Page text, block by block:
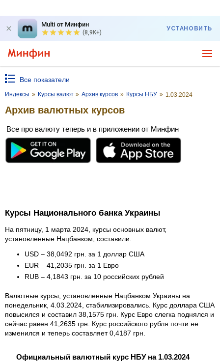
Multi от Минфин
(8,9K+)
УСТАНОВИТЬ
Все показатели
Индексы » Курсы валют » Архив курсов » Курсы НБУ » 1.03.2024
Архив валютных курсов
Все про валюту теперь и в приложении от Минфин
Курсы Национального банка Украины
На пятницу, 1 марта 2024, курсы основных валют,
установленные Нацбанком, составили:
USD – 38,0492 грн. за 1 доллар США
EUR – 41,2035 грн. за 1 Евро
RUB – 4,1843 грн. за 10 российских рублей
Валютные курсы, установленные Нацбанком Украины на
понедельник, 4.03.2024, стабилизировались. Курс доллара США
повысился и составил 38,1575 грн. Курс Евро слегка поднялся и
сейчас равен 41,2635 грн. Курс российского рубля почти не
изменился и теперь составляет 0,4187 грн.
Официальный валютный курс НБУ на 1.03.2024